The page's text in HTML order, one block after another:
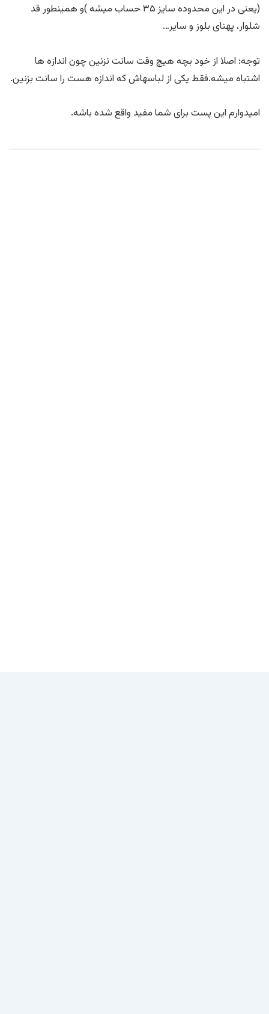
(یعنی در این محدوده سایز ۳۵ حساب میشه )و همینطور قد
شلوار، پهنای بلوز و سایر…
توجه: اصلا از خود بچه هیچ وقت سانت نزنین چون اندازه ها
اشتباه میشه.فقط یکی از لباسهاش که اندازه هست را سانت بزنین.
امیدوارم این پست برای شما مفید واقع شده باشه.